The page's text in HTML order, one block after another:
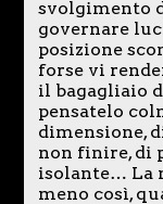
svolgimento
governare
posizione
forse vi
il bagagliaio
pensatelo
dimensione,
non finire, di
isolante… La
meno così,